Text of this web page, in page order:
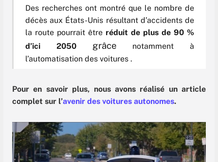
Des recherches ont montré que le nombre de
décès aux États-Unis résultant d’accidents de
la route pourrait être réduit de plus de 90 %
d’ici 2050 grâce notamment à
l’automatisation des voitures .
Pour en savoir plus, nous avons réalisé un article
complet sur l’avenir des voitures autonomes.